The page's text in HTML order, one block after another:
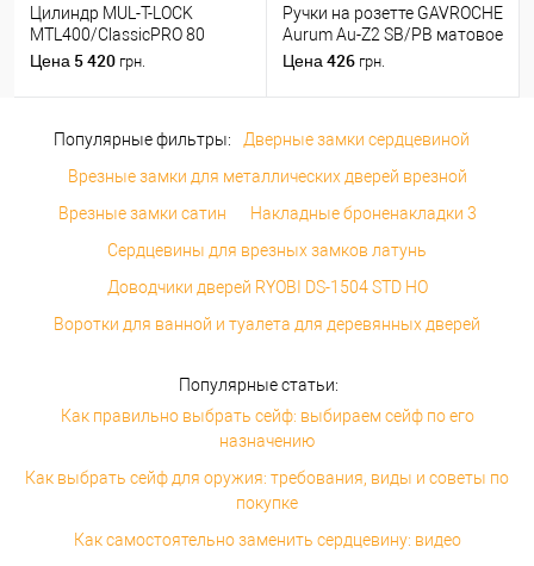
Цилиндр MUL-T-LOCK
MTL400/ClassicPRO 80
(35*45) никель сатин
Цена 5 420 грн.
Ручки на розетте GAVROCHE
Aurum Au-Z2 SB/PB матовое
золото/золото
Цена 426 грн.
Популярные фильтры:
Дверные замки сердцевиной
Врезные замки для металлических дверей врезной
Врезные замки сатин
Накладные броненакладки 3
Сердцевины для врезных замков латунь
Доводчики дверей RYOBI DS-1504 STD HO
Воротки для ванной и туалета для деревянных дверей
Популярные статьи:
Как правильно выбрать сейф: выбираем сейф по его
назначению
Как выбрать сейф для оружия: требования, виды и советы по
покупке
Как самостоятельно заменить сердцевину: видео